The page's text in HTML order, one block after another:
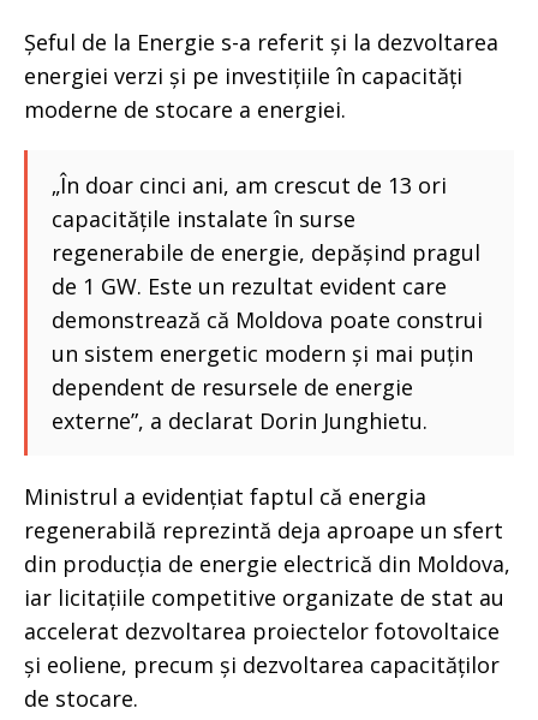
Șeful de la Energie s-a referit și la dezvoltarea
energiei verzi și pe investițiile în capacități
moderne de stocare a energiei.
„În doar cinci ani, am crescut de 13 ori
capacitățile instalate în surse
regenerabile de energie, depășind pragul
de 1 GW. Este un rezultat evident care
demonstrează că Moldova poate construi
un sistem energetic modern și mai puțin
dependent de resursele de energie
externe”, a declarat Dorin Junghietu.
Ministrul a evidențiat faptul că energia
regenerabilă reprezintă deja aproape un sfert
din producția de energie electrică din Moldova,
iar licitațiile competitive organizate de stat au
accelerat dezvoltarea proiectelor fotovoltaice
și eoliene, precum și dezvoltarea capacităților
de stocare.